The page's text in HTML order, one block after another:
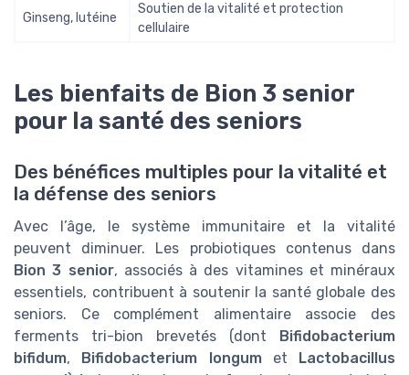
Ginseng, lutéine
Soutien de la vitalité et protection
cellulaire
Les bienfaits de Bion 3 senior
pour la santé des seniors
Des bénéfices multiples pour la vitalité et
la défense des seniors
Avec l’âge, le système immunitaire et la vitalité
peuvent diminuer. Les probiotiques contenus dans
Bion 3 senior, associés à des vitamines et minéraux
essentiels, contribuent à soutenir la santé globale des
seniors. Ce complément alimentaire associe des
ferments tri-bion brevetés (dont
Bifidobacterium
bifidum, Bifidobacterium longumet
Lactobacillus